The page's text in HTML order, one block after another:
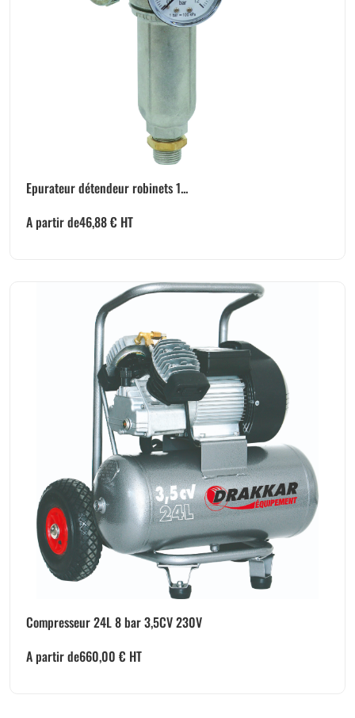
Epurateur détendeur robinets 1...
A partir de46,88€ HT
Compresseur 24L 8 bar 3,5CV 230V
A partir de660,00 € HT